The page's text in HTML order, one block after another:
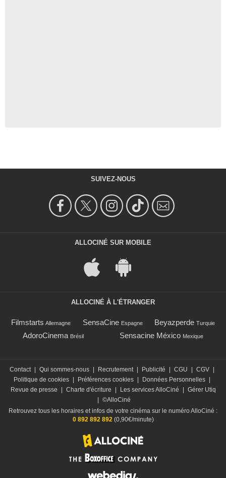
SUIVEZ-NOUS
ALLOCINÉ SUR MOBILE
ALLOCINÉ À L'ÉTRANGER
Filmstarts Allemagne SensaCine Espagne Beyazperde Turquie
AdoroCinema Brésil Sensacine México Mexique
Contact Qui sommes-nous Recrutement Publicité CGU CGV
Politique de cookies
Préférences cookies Données Personnelles
Revue de presse
Charte d'écriture Les services AlloCiné
Gérer Utiq
©AlloCiné
Retrouvez tous les horaires et infos de votre cinéma sur le numéro AlloCiné :
0 892 892 892(0,90€/minute)